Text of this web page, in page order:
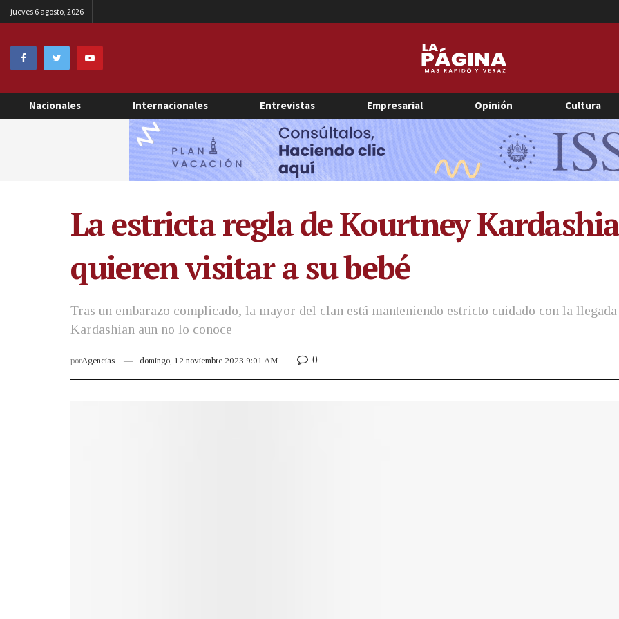
jueves 6 agosto, 2026
Nacionales Internacionales Entrevistas Empresarial Opinión Cultura
La estricta regla de Kourtney
quieren visitar a su bebé
Tras un embarazo complicado, la mayor del clan está manteniendo estricto cuidado con la
Kardashian aun no lo conoce
porAgencias domingo, 12 noviembre 2023 9:01 AM 0